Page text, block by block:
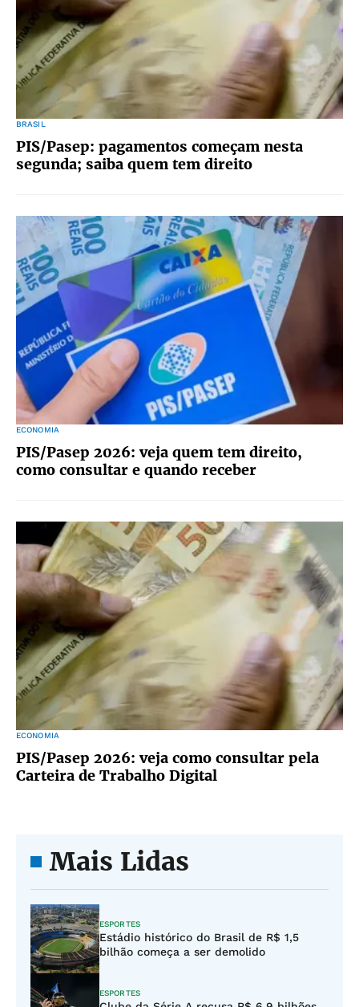
BRASIL
PIS/Pasep: pagamentos começam nesta
segunda; saiba quem tem direito
ECONOMIA
PIS/Pasep 2026: veja quem tem direito,
como consultar e quando receber
ECONOMIA
PIS/Pasep 2026: veja como consultar pela
Carteira de Trabalho Digital
Mais Lidas
ESPORTES
Estádio histórico do Brasil de R$ 1,5
bilhão começa a ser demolido
ESPORTES